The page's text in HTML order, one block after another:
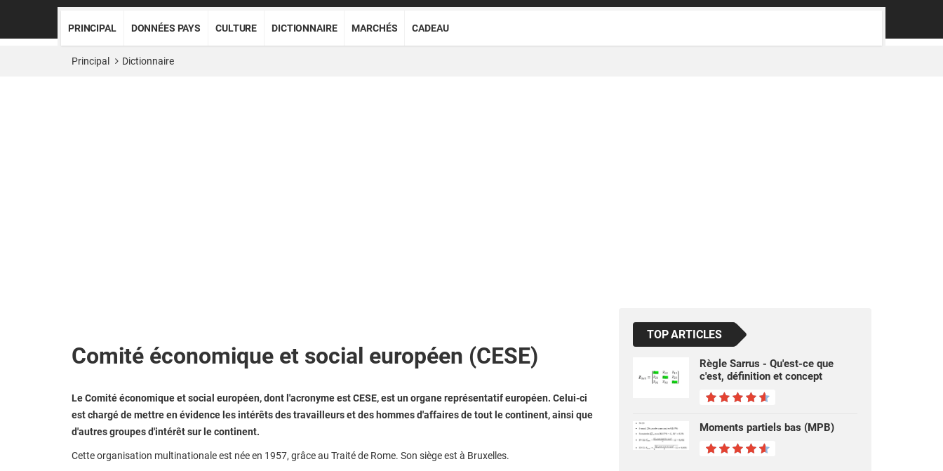
PRINCIPAL DONNÉES PAYS CULTURE DICTIONNAIRE MARCHÉS CADEAU
Principal Dictionnaire
Comité économique et social européen (CESE)
Le Comité économique et social européen, dont l'acronyme est CESE, est un organe représentatif européen. Celui-ci
est chargé de mettre en évidence les intérêts des travailleurs et des hommes d'affaires de tout le continent, ainsi que
d'autres groupes d'intérêt sur le continent.
Cette organisation multinationale est née en 1957, grâce au Traité de Rome. Son siège est à Bruxelles.
TOP ARTICLES
Règle Sarrus - Qu'est-ce que
c'est, définition et concept
Moments partiels bas (MPB)